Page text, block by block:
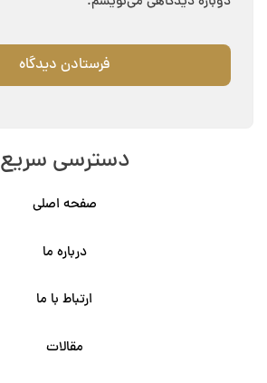
دسترسی سریع
صفحه اصلی
درباره ما
ارتباط با ما
مقالات